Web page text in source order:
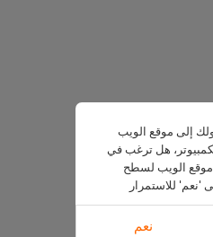
إلى موقع الويب
هل ترغب في
موقع الويب لسطح
'نعم' للاستمرار
نعم